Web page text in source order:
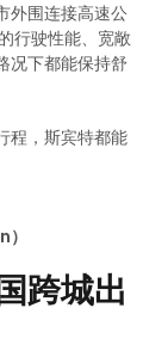
外围连接高速公
行驶性能、宽敞
况下都能保持舒
程，斯宾特都能
跨城出